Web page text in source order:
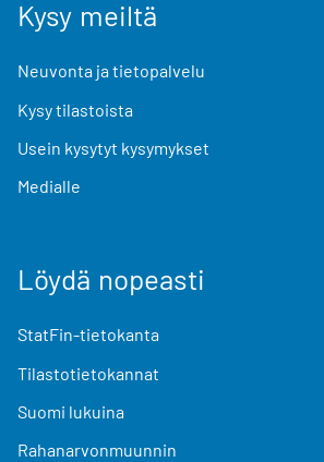
Kysy meiltä
Neuvonta ja tietopalvelu
Kysy tilastoista
Usein kysytyt kysymykset
Medialle
Löydä nopeasti
StatFin-tietokanta
Tilastotietokannat
Suomi lukuina
Rahanarvonmuunnin